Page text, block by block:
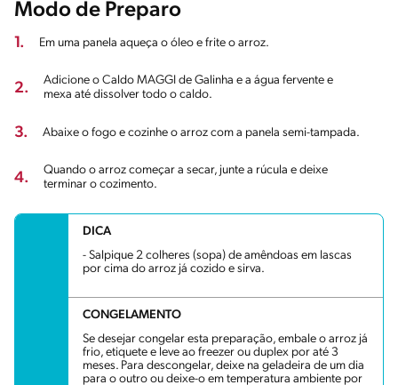
Modo de Preparo
1. Em uma panela aqueça o óleo e frite o arroz.
2.
Adicione o Caldo MAGGI de Galinha e a água fervente e
mexa até dissolver todo o caldo.
3. Abaixe o fogo e cozinhe o arroz com a panela semi-tampada.
4.
Quando o arroz começar a secar, junte a rúcula e deixe
terminar o cozimento.
DICA
- Salpique 2 colheres (sopa) de amêndoas em lascas
por cima do arroz já cozido e sirva.
CONGELAMENTO
Se desejar congelar esta preparação, embale o arroz já
frio, etiquete e leve ao freezer ou duplex por até 3
meses. Para descongelar, deixe na geladeira de um dia
para o outro ou deixe-o em temperatura ambiente por